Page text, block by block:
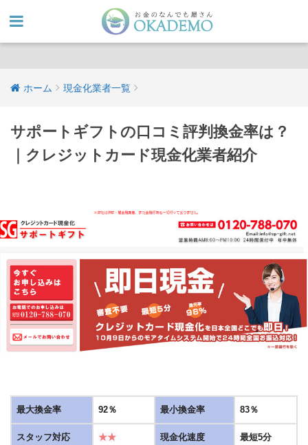
ホーム 現金化業者一覧
サポートギフトの口コミ評判換金率は？
｜クレジットカード現金化業者紹介
最大換金率 92％ 最小換金率 83％
スタッフ対応 ★★ 現金化速度 最短5分